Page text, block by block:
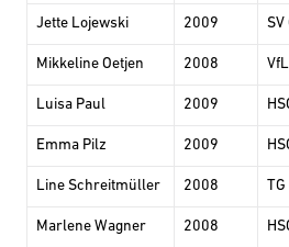
Jette Lojewski 2009
Mikkeline Oetjen 2008
Luisa Paul 2009
Emma Pilz 2009
Line Schreitmüller 2008
Marlene Wagner 2008